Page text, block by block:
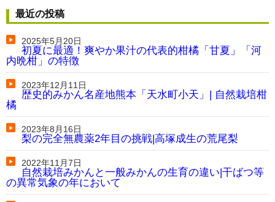
最近の投稿
2025年5月20日
初夏に最適！爽やか果汁の代表的柑橘「甘夏」「河
内晩柑」の特徴
2023年12月11日
歴史的みかん名産地熊本「天水町小天」| 自然栽培柑
橘
2023年8月16日
梨の完全無農薬2年目の挑戦|高塚成生の荒尾梨
2022年11月7日
自然栽培みかんと一般みかんの生育の違い|干ばつ等
の異常気象の年において